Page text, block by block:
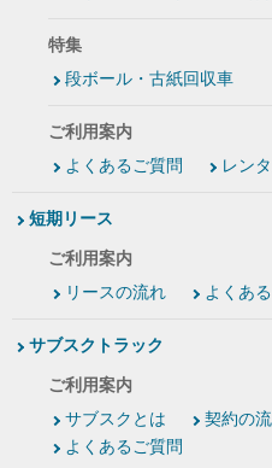
特集
段ボール・古紙回収車
ご利用案内
よくあるご質問
レン
短期リース
ご利用案内
リースの流れ
よくあ
サブスクトラック
ご利用案内
サブスクとは
契約の
よくあるご質問